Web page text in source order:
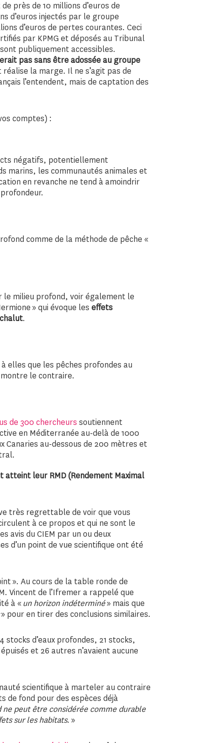
près de 10 millions d’euros de
d’euros injectés par le groupe
d’euros de pertes courantes. Ceci
par KPMG et déposés au Tribunal
publiquement accessibles.
pas sans être adossée au groupe
la marge. Il ne s’agit pas de
l’entendent, mais de captation des
comptes) :
négatifs, potentiellement
marins, les communautés animales et
en revanche ne tend à amoindrir
comme de la méthode de pêche «
le milieu profond, voir également le
» qui évoque les effets
.
elles que les pêches profondes au
le contraire.
de 300 chercheurs soutiennent
en Méditerranée au-delà de 1000
Canaries au-dessous de 200 mètres et
atteint leur RMD (Rendement Maximal
très regrettable de voir que vous
à ce propos et qui ne sont le
avis du CIEM par un ou deux
d’un point de vue scientifique ont été
». Au cours de la table ronde de
Vincent de l’Ifremer a rappelé que
à «un horizon indéterminé» mais que
» pour en tirer des conclusions similaires.
stocks d’eaux profondes, 21 stocks,
et 26 autres n’avaient aucune
scientifique à marteler au contraire
de fond pour des espèces déjà
peut être considérée comme durable
sur les habitats. »